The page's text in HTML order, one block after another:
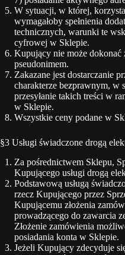
W sytuacji, w której,
wymagałoby spełnienia
technicznych, warunki te
cyfrowej w Sklepie.
Kupujący nie może
pseudonimem.
Zakazane jest dostarczanie
charakterze bezprawnym, w
przesyłanie takich treści w
w Sklepie.
Wszystkie ceny podane w
§3 Usługi świadczone drogą
Za pośrednictwem Sklepu,
Kupującego usługi drogą
Podstawową usługą
rzecz Kupującego przez
Kupującemu złożenia
prowadzącego do zawarcia
Złożenie zamówienia
posiadania konta w Sklepie.
Jeżeli Kupujący zdecyduje